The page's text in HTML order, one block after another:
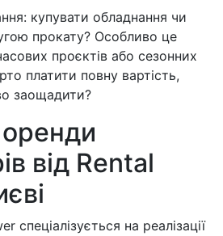
купувати обладнання чи
прокату? Особливо це
проєктів або сезонних
платити повну вартість,
заощадити?
від Rental
спеціалізується на реалізації